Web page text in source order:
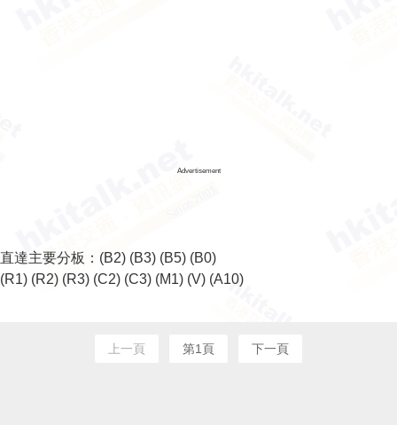
Advertisement
直達主要分板： (B2) (B3) (B5) (B0)
(R1) (R2) (R3) (C2) (C3) (M1) (V) (A10)
上一頁 第1頁 下一頁